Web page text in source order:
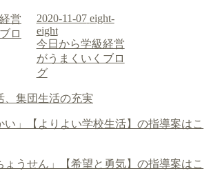
営
ロ
2020-11-07 eight-
eight
今日から学級経営
がうまくいくブロ
グ
い」【よりよい学校生活】の指導案はこ
ょうせん」【希望と勇気】の指導案はこ